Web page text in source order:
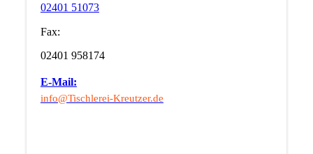
02401 51073
Fax:
02401 958174
E-Mail:
info@Tischlerei-Kreutzer.de